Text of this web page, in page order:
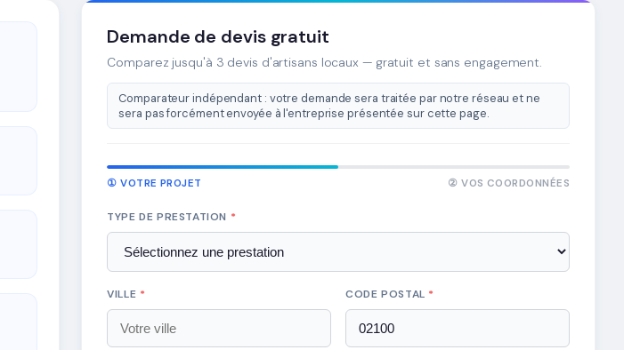
Demande de devis gratuit
Comparez jusqu'à 3 devis d'artisans locaux — gratuit et sans engagement.
Comparateur indépendant : votre demande sera traitée par notre réseau et ne
sera pas forcément envoyée à l'entreprise présentée sur cette page.
① VOTRE PROJET ② VOS COORDONNÉES
TYPE DE PRESTATION *
VILLE * CODE POSTAL *